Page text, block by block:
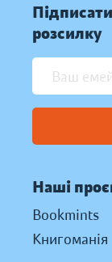
розсилку
Наші
Bookmints
Книгоманія